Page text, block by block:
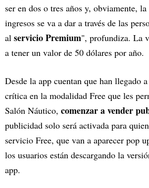
ser en dos o tres años y, obviamente,
ingresos se va a dar a través de las
al servicio Premium", profundiza. La
a tener un valor de 50 dólares por año.
Desde la app cuentan que han llegado
crítica en la modalidad Free que les
Salón Náutico, comenzar a vender
publicidad solo será activada para
servicio Free, que van a aparecer pop
los usuarios están descargando la
app.